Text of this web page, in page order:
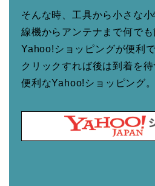
そんな時、工具から小さな
線機からアンテナまで何で
Yahoo!ショッピングが便利で
クリックすれば後は到着を
便利なYahoo!ショッピング。